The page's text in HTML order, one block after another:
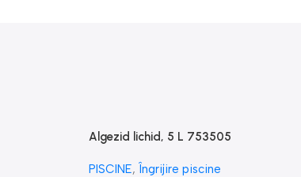
Algezid lichid, 5 L 753505
PISCINE, Îngrijire piscine